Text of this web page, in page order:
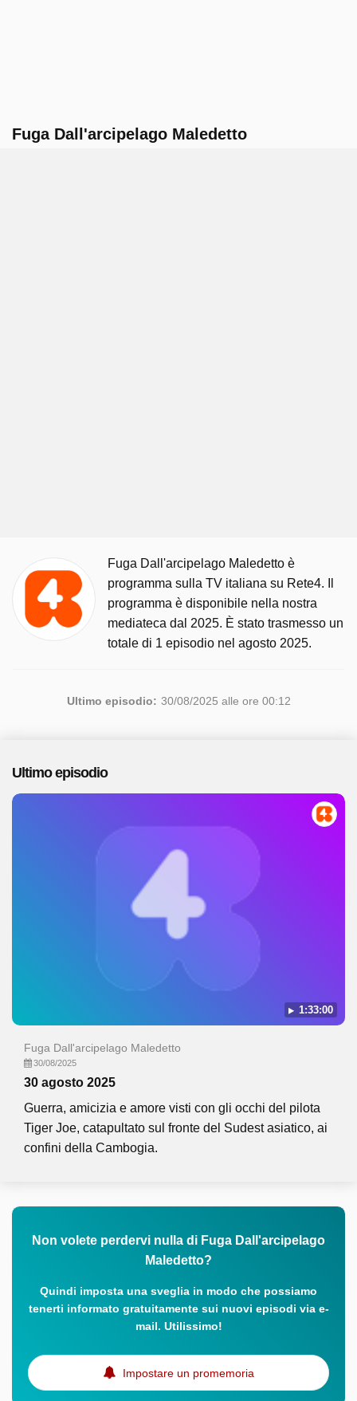
Fuga Dall'arcipelago Maledetto
Fuga Dall'arcipelago Maledetto è
programma sulla TV italiana su Rete4. Il
programma è disponibile nella nostra
mediateca dal 2025. È stato trasmesso un
totale di 1 episodio nel agosto 2025.
Ultimo episodio: 30/08/2025 alle ore 00:12
Ultimo episodio
1:33:00
Fuga Dall'arcipelago Maledetto
30/08/2025
30 agosto 2025
Guerra, amicizia e amore visti con gli occhi del pilota
Tiger Joe, catapultato sul fronte del Sudest asiatico, ai
confini della Cambogia.
Non volete perdervi nulla di Fuga Dall'arcipelago
Maledetto?
Quindi imposta una sveglia in modo che possiamo
tenerti informato gratuitamente sui nuovi episodi via e-
mail. Utilissimo!
Impostare un promemoria